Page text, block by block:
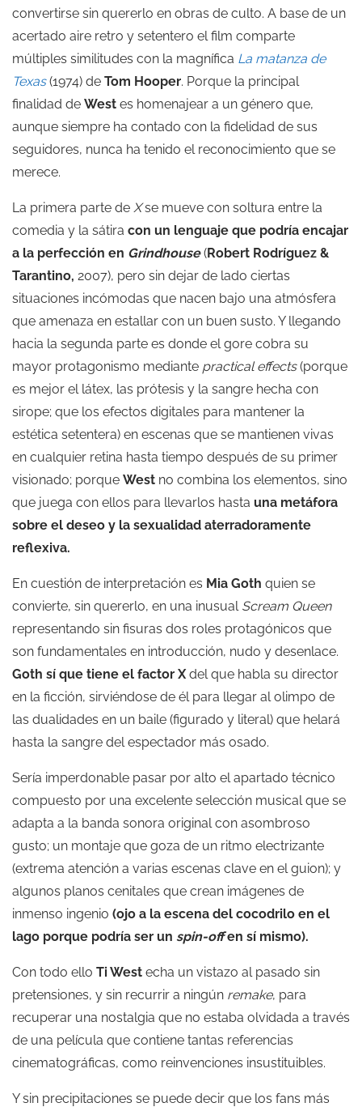
convertirse sin quererlo en obras de culto. A base de un
acertado aire retro y setentero el film comparte
múltiples similitudes con la magnífica La matanza de
Texas(1974) de Tom Hooper. Porque la principal
finalidad de West es homenajear a un género que,
aunque siempre ha contado con la fidelidad de sus
seguidores, nunca ha tenido el reconocimiento que se
merece.
La primera parte de Xse mueve con soltura entre la
comedia y la sátira con un lenguaje que podría encajar
a la perfección en Grindhouse(Robert Rodríguez &
Tarantino, 2007), pero sin dejar de lado ciertas
situaciones incómodas que nacen bajo una atmósfera
que amenaza en estallar con un buen susto. Y llegando
hacia la segunda parte es donde el gore cobra su
mayor protagonismo mediante practical effects(porque
es mejor el látex, las prótesis y la sangre hecha con
sirope; que los efectos digitales para mantener la
estética setentera) en escenas que se mantienen vivas
en cualquier retina hasta tiempo después de su primer
visionado; porque West no combina los elementos, sino
que juega con ellos para llevarlos hasta una metáfora
sobre el deseo y la sexualidad aterradoramente
reflexiva.
En cuestión de interpretación es Mia Goth quien se
convierte, sin quererlo, en una inusual Scream Queen
representando sin fisuras dos roles protagónicos que
son fundamentales en introducción, nudo y desenlace.
Goth sí que tiene el factor Xdel que habla su director
en la ficción, sirviéndose de él para llegar al olimpo de
las dualidades en un baile (figurado y literal) que helará
hasta la sangre del espectador más osado.
Sería imperdonable pasar por alto el apartado técnico
compuesto por una excelente selección musical que se
adapta a la banda sonora original con asombroso
gusto; un montaje que goza de un ritmo electrizante
(extrema atención a varias escenas clave en el guion); y
algunos planos cenitales que crean imágenes de
inmenso ingenio (ojo a la escena del cocodrilo en el
lago porque podría ser un spin-offen sí mismo).
Con todo ello Ti West echa un vistazo al pasado sin
pretensiones, y sin recurrir a ningún remake, para
recuperar una nostalgia que no estaba olvidada a través
de una película que contiene tantas referencias
cinematográficas, como reinvenciones insustituibles.
Y sin precipitaciones se puede decir que los fans más